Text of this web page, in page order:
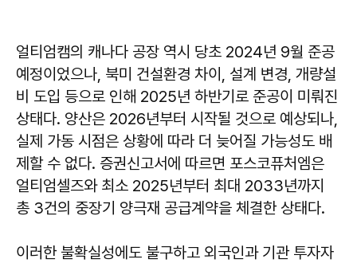
얼티엄캠의 캐나다 공장 역시 당초 2024년 9월 준공
예정이었으나, 북미 건설환경 차이, 설계 변경, 개량설
비 도입 등으로 인해 2025년 하반기로 준공이 미뤄진
상태다. 양산은 2026년부터 시작될 것으로 예상되나,
실제 가동 시점은 상황에 따라 더 늦어질 가능성도 배
제할 수 없다. 증권신고서에 따르면 포스코퓨처엠은
얼티엄셀즈와 최소 2025년부터 최대 2033년까지
총 3건의 중장기 양극재 공급계약을 체결한 상태다.
이러한 불확실성에도 불구하고 외국인과 기관 투자자